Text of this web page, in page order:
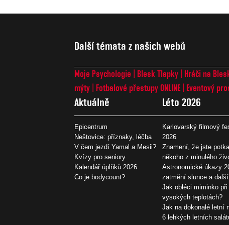
Další témata z našich webů
Moje Psychologie Blesk Tlapky Hráči na
mýty
Fotbalové přestupy ONLINE Eventový
Aktuálně
Epicentrum
Neštovice: příznaky, léčba
V čem jezdí Yamal a Mesii?
Kvízy pro seniory
Kalendář úplňků 2026
Co je bodycount?
Léto 2026
Karlovarský filmový
2026
Znamení, že jste
někoho z minulého
Astronomické úkazy
zatmění slunce a další
Jak obléci miminko při
vysokých teplotách?
Jak na dokonalé letní
6 lehkých letních